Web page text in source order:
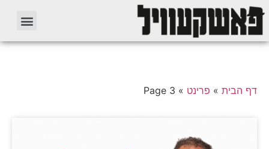
דף הבית » פרינט »
Page 3